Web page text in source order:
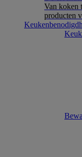
Van koken
producten